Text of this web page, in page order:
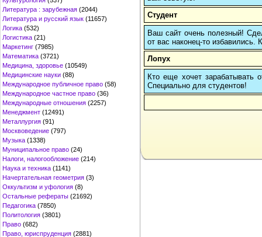
Литература : зарубежная (2044)
Литература и русский язык (11657)
Логика (532)
Логистика (21)
Маркетинг (7985)
Математика (3721)
Медицина, здоровье (10549)
Медицинские науки (88)
Международное публичное право (58)
Международное частное право (36)
Международные отношения (2257)
Менеджмент (12491)
Металлургия (91)
Москвоведение (797)
Музыка (1338)
Муниципальное право (24)
Налоги, налогообложение (214)
Наука и техника (1141)
Начертательная геометрия (3)
Оккультизм и уфология (8)
Остальные рефераты (21692)
Педагогика (7850)
Политология (3801)
Право (682)
Право, юриспруденция (2881)
Студент
Ваш сайт очень полезный!
от вас наконец-то избавились.
Лопух
Кто еще хочет зарабатывать
Cпециально для студентов!